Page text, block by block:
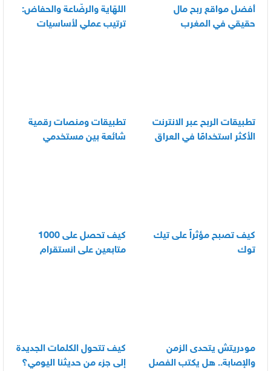
أفضل مواقع ربح مال
حقيقي في المغرب
اللهّاية والرضّاعة والحفاض:
ترتيب عملي لأساسيات
تطبيقات الربح عبر الانترنت
الأكثر استخدامًا في العراق
تطبيقات ومنصات رقمية
شائعة بين مستخدمي
كيف تصبح مؤثراً على تيك
توك
كيف تحصل على 1000
متابعين على انستقرام
مودريتش يتحدى الزمن
والإصابة.. هل يكتب الفصل
كيف تتحول الكلمات الجديدة
إلى جزء من حديثنا اليومي؟